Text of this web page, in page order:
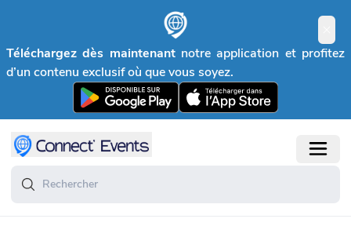
Téléchargez dès maintenant notre application et profitez
d’un contenu exclusif où que vous soyez.